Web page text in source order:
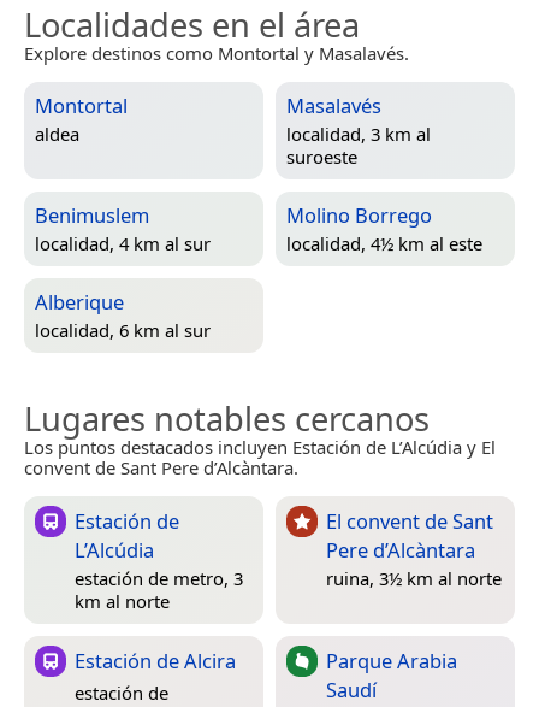
Localidades en el área
Explore destinos como Montortal y Masalavés.
Montortal
aldea
Masalavés
localidad, 3 km al
suroeste
Benimuslem
localidad, 4 km al sur
Molino Borrego
localidad, 4½ km al este
Alberique
localidad, 6 km al sur
Lugares notables cercanos
Los puntos destacados incluyen Estación de L’Alcúdia y El
convent de Sant Pere d’Alcàntara.
Estación de
L’Alcúdia
estación de metro, 3
km al norte
El convent de Sant
Pere d’Alcàntara
ruina, 3½ km al norte
Estación de Alcira
estación de
Parque Arabia
Saudí